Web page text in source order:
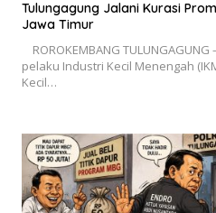
Tulungagung Jalani Kurasi
Jawa Timur
ROROKEMBANG
pelaku Industri Kecil Menengah
Kecil…